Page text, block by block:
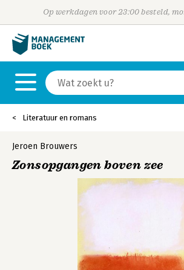
Op werkdagen voor 23:00 besteld,
Literatuur en romans
Jeroen Brouwers
Zonsopgangen boven zee